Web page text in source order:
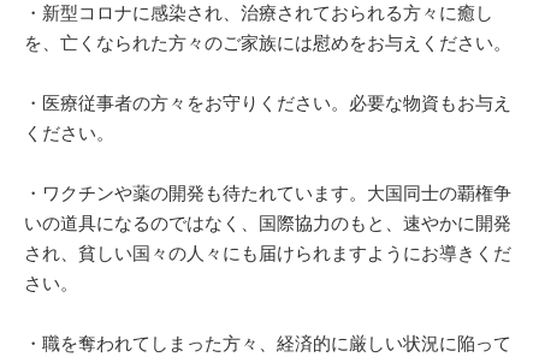
・新型コロナに感染され、治療されておられる方々に癒し
を、亡くなられた方々のご家族には慰めをお与えください。
・医療従事者の方々をお守りください。必要な物資もお与え
ください。
・ワクチンや薬の開発も待たれています。大国同士の覇権争
いの道具になるのではなく、国際協力のもと、速やかに開発
され、貧しい国々の人々にも届けられますようにお導きくだ
さい。
・職を奪われてしまった方々、経済的に厳しい状況に陥って